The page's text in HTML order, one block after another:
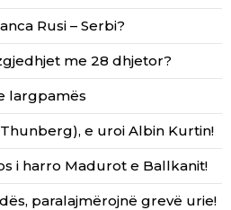
Rusi – Serbi?
me 28 dhjetor?
largpamës
e uroi Albin Kurtin!
i harro Madurot e Ballkanit!
paralajmërojnë grevë urie!